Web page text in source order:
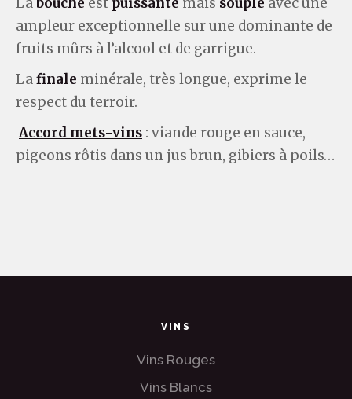
ampleur exceptionnelle sur une dominante de
fruits mûrs à l’alcool et de garrigue.
Lafinale minérale, très longue, exprime le
respect du terroir.
Accord mets-vins : viande rouge en sauce,
pigeons rôtis dans un jus brun, gibiers à poils…
VINS
Vins Rouges
Vins Blancs